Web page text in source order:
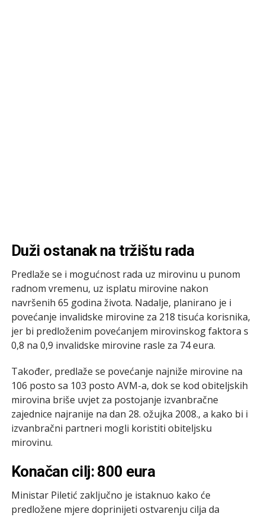
Duži ostanak na tržištu rada
Predlaže se i mogućnost rada uz mirovinu u punom
radnom vremenu, uz isplatu mirovine nakon
navršenih 65 godina života. Nadalje, planirano je i
povećanje invalidske mirovine za 218 tisuća korisnika,
jer bi predloženim povećanjem mirovinskog faktora s
0,8 na 0,9 invalidske mirovine rasle za 74 eura.
Također, predlaže se povećanje najniže mirovine na
106 posto sa 103 posto AVM-a, dok se kod obiteljskih
mirovina briše uvjet za postojanje izvanbračne
zajednice najranije na dan 28. ožujka 2008., a kako bi i
izvanbračni partneri mogli koristiti obiteljsku
mirovinu.
Konačan cilj: 800 eura
Ministar Piletić zaključno je istaknuo kako će
predložene mjere doprinijeti ostvarenju cilja da